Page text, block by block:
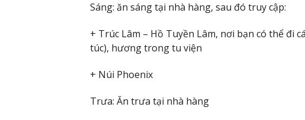
Sáng: ăn sáng tại nhà hàng, sau đó truy cập:
+ Trúc Lâm – Hồ Tuyền Lâm, nơi bạn có thể đi
túc), hương trong tu viện
+ Núi Phoenix
Trưa: Ăn trưa tại nhà hàng